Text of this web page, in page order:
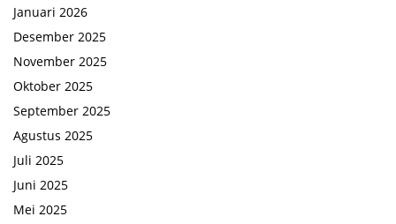
Januari 2026
Desember 2025
November 2025
Oktober 2025
September 2025
Agustus 2025
Juli 2025
Juni 2025
Mei 2025